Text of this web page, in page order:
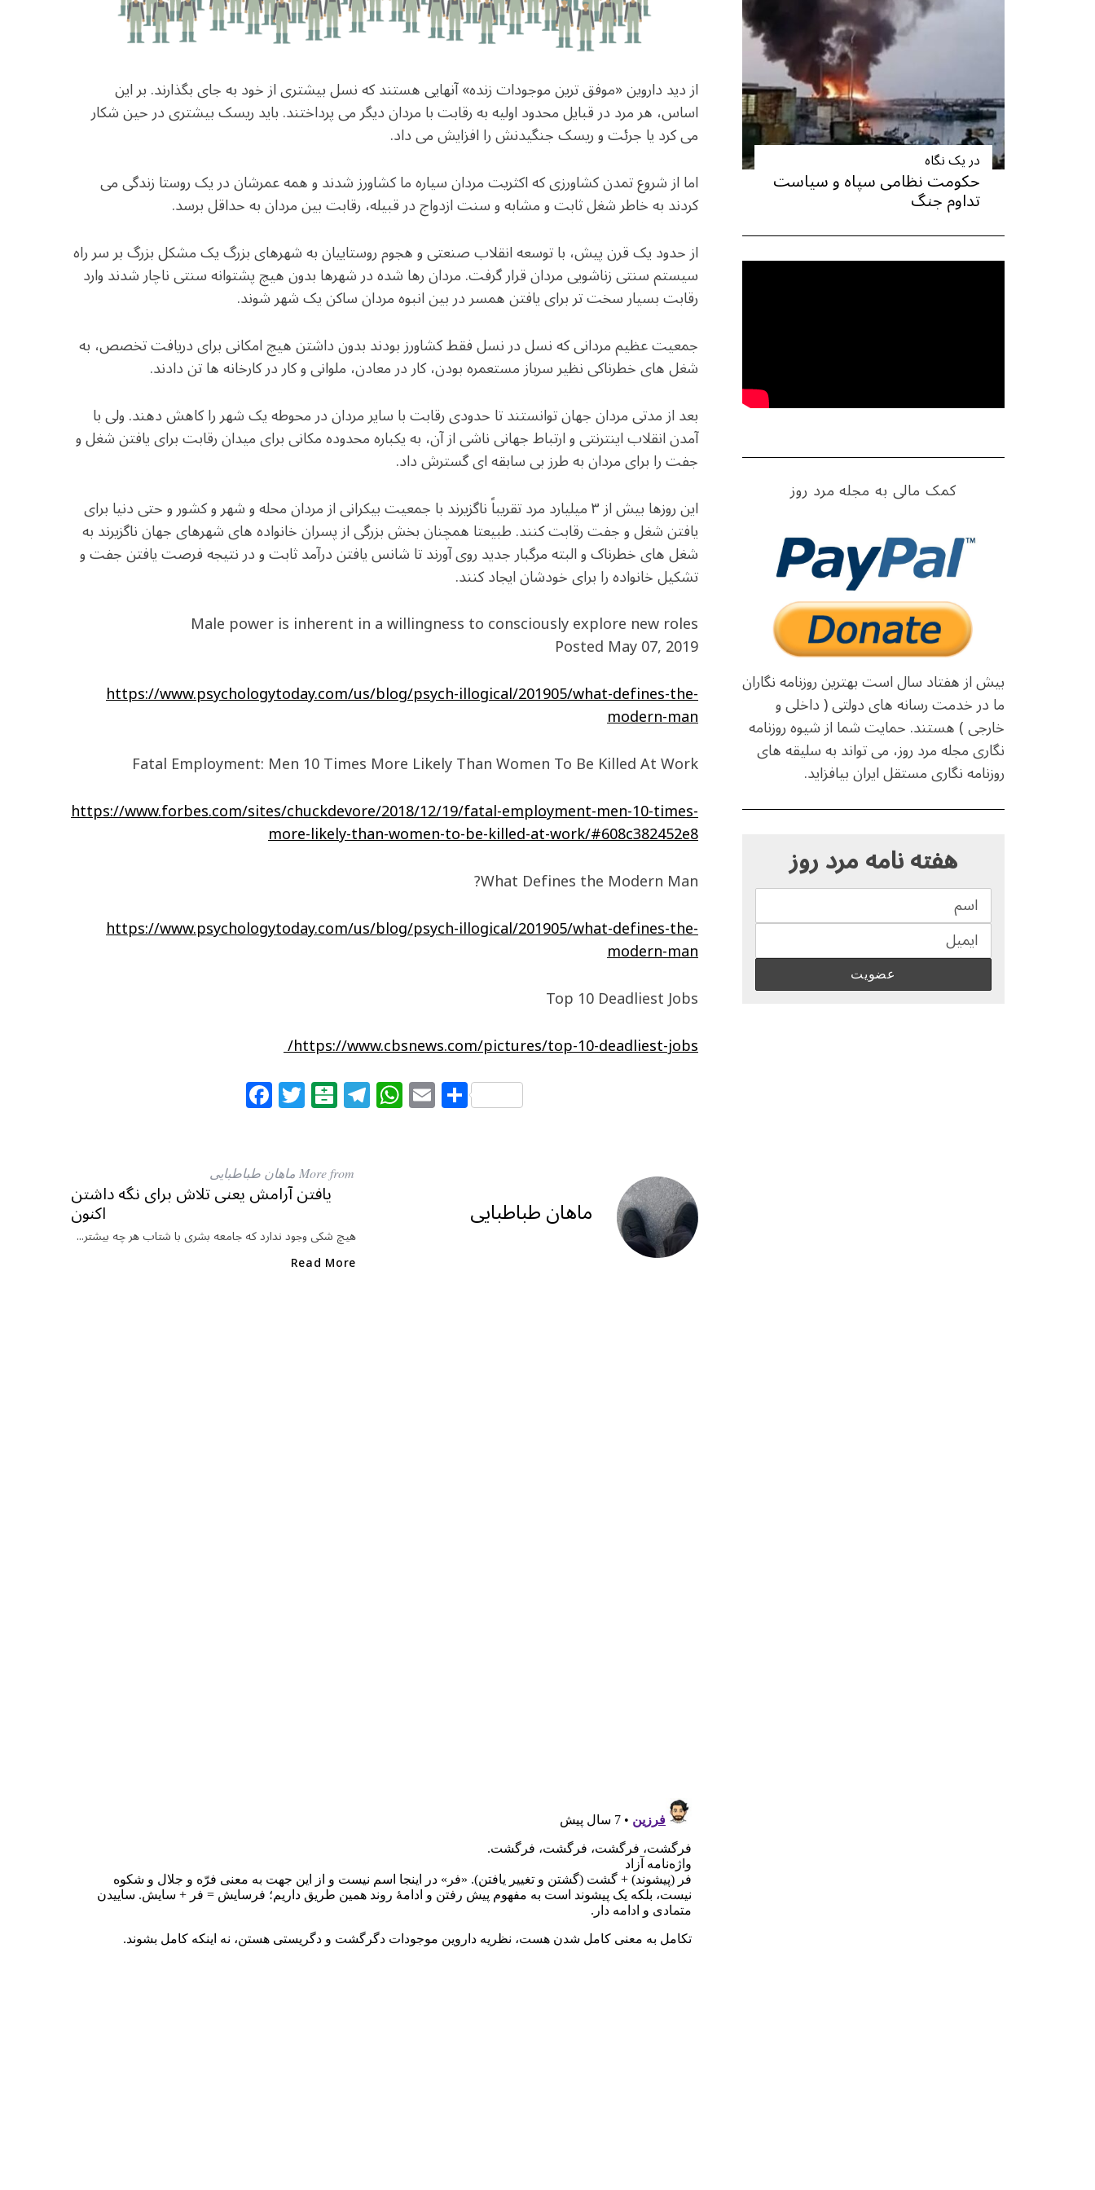
از دید داروین «موفق ترین موجودات زنده» آنهایی هستند که نسل بیشتری از خود به جای بگذارند. بر این
اساس، هر مرد در قبایل محدود اولیه به رقابت با مردان دیگر می پرداختند. باید ریسک بیشتری در حین شکار
می کرد یا جرئت و ریسک جنگیدنش را افزایش می داد.
اما از شروع تمدن کشاورزی که اکثریت مردان سیاره ما کشاورز شدند و همه عمرشان در یک روستا زندگی می
کردند به خاطر شغل ثابت و مشابه و سنت ازدواج در قبیله، رقابت بین مردان به حداقل برسد.
از حدود یک قرن پیش، با توسعه انقلاب صنعتی و هجوم روستاییان به شهرهای بزرگ یک مشکل بزرگ بر سر راه
سیستم سنتی زناشویی مردان قرار گرفت. مردان رها شده در شهرها بدون هیچ پشتوانه سنتی ناچار شدند وارد
رقابت بسیار سخت تر برای یافتن همسر در بین انبوه مردان ساکن یک شهر شوند.
جمعیت عظیم مردانی که نسل در نسل فقط کشاورز بودند بدون داشتن هیچ امکانی برای دریافت تخصص، به
شغل های خطرناکی نظیر سرباز مستعمره بودن، کار در معادن، ملوانی و کار در کارخانه ها تن دادند.
بعد از مدتی مردان جهان توانستند تا حدودی رقابت با سایر مردان در محوطه یک شهر را کاهش دهند. ولی با
آمدن انقلاب اینترنتی و ارتباط جهانی ناشی از آن، به یکباره محدوده مکانی برای میدان رقابت برای یافتن شغل و
جفت را برای مردان به طرز بی سابقه ای گسترش داد.
این روزها بیش از ۳ میلیارد مرد تقریباً ناگزیرند با جمعیت بیکرانی از مردان محله و شهر و کشور و حتی دنیا برای
یافتن شغل و جفت رقابت کنند. طبیعتا همچنان بخش بزرگی از پسران خانواده های شهرهای جهان ناگزیرند به
شغل های خطرناک و البته مرگبار جدید روی آورند تا شانس یافتن درآمد ثابت و در نتیجه فرصت یافتن جفت و
تشکیل خانواده را برای خودشان ایجاد کنند.
Male power is inherent in a willingness to consciously explore new roles
Posted May 07, 2019
https://www.psychologytoday.com/us/blog/psych-illogical/201905/what-defines-the-
modern-man
Fatal Employment: Men 10 Times More Likely Than Women To Be Killed At Work
https://www.forbes.com/sites/chuckdevore/2018/12/19/fatal-employment-men-10-times-
more-likely-than-women-to-be-killed-at-work/#608c382452e8
What Defines the Modern Man?
https://www.psychologytoday.com/us/blog/psych-illogical/201905/what-defines-the-
modern-man
Top 10 Deadliest Jobs
https://www.cbsnews.com/pictures/top-10-deadliest-jobs/
F
a
e
b
o
ok
T
w
e
r
B
al
ar
T
el W
h E
m S
h
ماهان طباطبایی
More from ماهان طباطبایی
یافتن آرامش یعنی تلاش برای نگه داشتن
اکنون
هیچ شکی وجود ندارد که جامعه بشری با شتاب هر چه بیشتر...
Read More
در یک نگاه
حکومت نظامی سپاه و سیاست
تداوم جنگ
کمک مالی به مجله مرد روز
بیش از هفتاد سال است بهترین روزنامه نگاران
ما در خدمت رسانه های دولتی ( داخلی و
خارجی ) هستند. حمایت شما از شیوه روزنامه
نگاری مجله مرد روز، می تواند به سلیقه های
روزنامه نگاری مستقل ایران بیافزاید.
هفته نامه مرد روز
S
r
c
f
r